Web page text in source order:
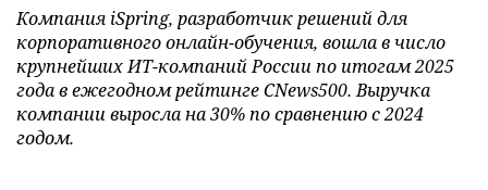
Компания iSpring, разработчик решений для
корпоративного онлайн-обучения, вошла в число
крупнейших ИТ-компаний России по итогам 2025
года в ежегодном рейтинге CNews500. Выручка
компании выросла на 30% по сравнению с 2024
годом.